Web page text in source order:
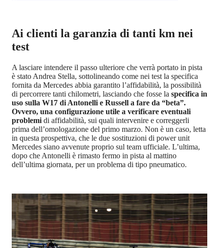
Ai clienti la garanzia di tanti km nei
test
A lasciare intendere il passo ulteriore che verrà portato in pista
è stato Andrea Stella, sottolineando come nei test la specifica
fornita da Mercedes abbia garantito l’affidabilità, la possibilità
di percorrere tanti chilometri, lasciando che fosse la specifica in
uso sulla W17 di Antonelli e Russell a fare da “beta”.
Ovvero, una configurazione utile a verificare eventuali
problemi di affidabilità, sui quali intervenire e correggerli
prima dell’omologazione del primo marzo. Non è un caso, letta
in questa prospettiva, che le due sostituzioni di power unit
Mercedes siano avvenute proprio sul team ufficiale. L’ultima,
dopo che Antonelli è rimasto fermo in pista al mattino
dell’ultima giornata, per un problema di tipo pneumatico.